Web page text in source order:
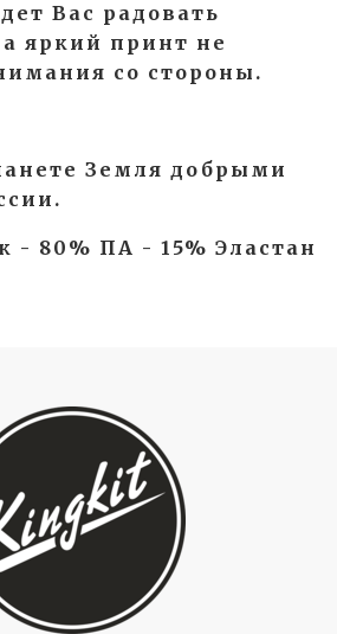
Вас радовать
яркий принт не
со стороны.
Земля добрыми
- 80% ПА - 15% Эластан